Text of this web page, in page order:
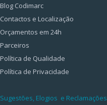
Blog Codimarc
Contactos e Localização
Orçamentos em 24h
Parceiros
Política de Qualidade
Política de Privacidade
Sugestões, Elogios e Reclamações